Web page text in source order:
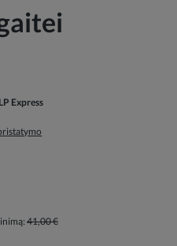
Express
išlaidos
41,00 €